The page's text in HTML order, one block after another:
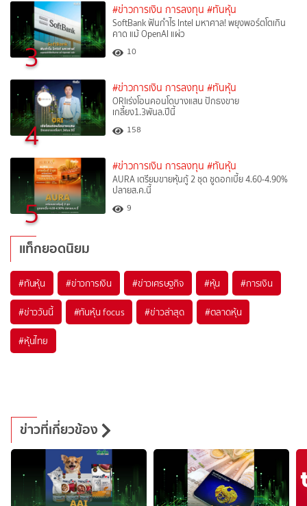
3
#ข่าวการเงิน การลงทุน #ทันหุ้น
SoftBank ฟันกำไร Intel มหาศาล! พยุงพอร์ตโตเกิน
คาด แม้ OpenAI แผ่ว
10
4
#ข่าวการเงิน การลงทุน #ทันหุ้น
ORIเร่งโอนคอนโดบางแสน ปักธงขาย
เกลี้ยง1.3พันล.ปีนี้
158
5
#ข่าวการเงิน การลงทุน #ทันหุ้น
AURA เตรียมขายหุ้นกู้ 2 ชุด ชูดอกเบี้ย 4.60-4.90%
ปลายส.ค.นี้
9
แท็กยอดนิยม
#ทันหุ้น #ข่าวการเงิน #ข่าวเศรษฐกิจ #หุ้น #การเงิน
#ข่าววันนี้ #ทันหุ้น focus #ข่าวล่าสุด #ตลาดหุ้น
#หุ้นไทย
ข่าวที่เกี่ยวข้อง